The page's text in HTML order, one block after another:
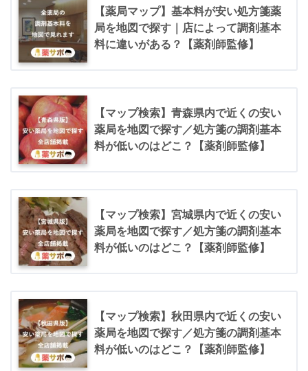
【薬局マップ】基本料が安い処方箋薬
局を地図で探す｜店によって調剤基本
料に違いがある？【薬剤師監修】
【マップ検索】青森県内で近くの安い
薬局を地図で探す／処方箋の調剤基本
料が低いのはどこ？【薬剤師監修】
【マップ検索】宮城県内で近くの安い
薬局を地図で探す／処方箋の調剤基本
料が低いのはどこ？【薬剤師監修】
【マップ検索】秋田県内で近くの安い
薬局を地図で探す／処方箋の調剤基本
料が低いのはどこ？【薬剤師監修】